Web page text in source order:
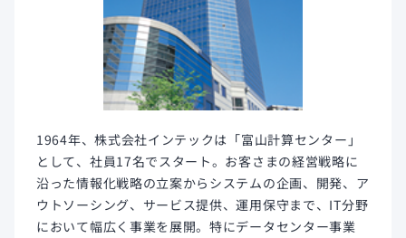
1964年、株式会社インテックは「富山計算センター」
として、社員17名でスタート。お客さまの経営戦略に
沿った情報化戦略の立案からシステムの企画、開発、ア
ウトソーシング、サービス提供、運用保守まで、IT分野
において幅広く事業を展開。特にデータセンター事業